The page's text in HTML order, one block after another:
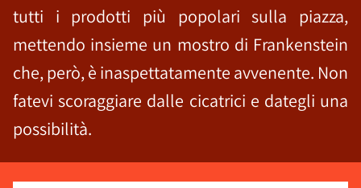
tutti i prodotti più popolari sulla piazza,
mettendo insieme un mostro di Frankenstein
che, però, è inaspettatamente avvenente. Non
fatevi scoraggiare dalle cicatrici e dategli una
possibilità.